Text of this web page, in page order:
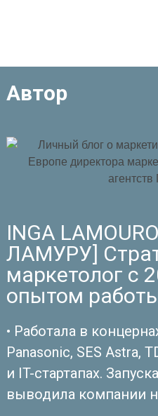
Автор
INGA
ЛАМУРУ]
маркетолог с
опытом
• Работала в
Panasonic, SES Astra,
и IT-стартапах.
выводила компании